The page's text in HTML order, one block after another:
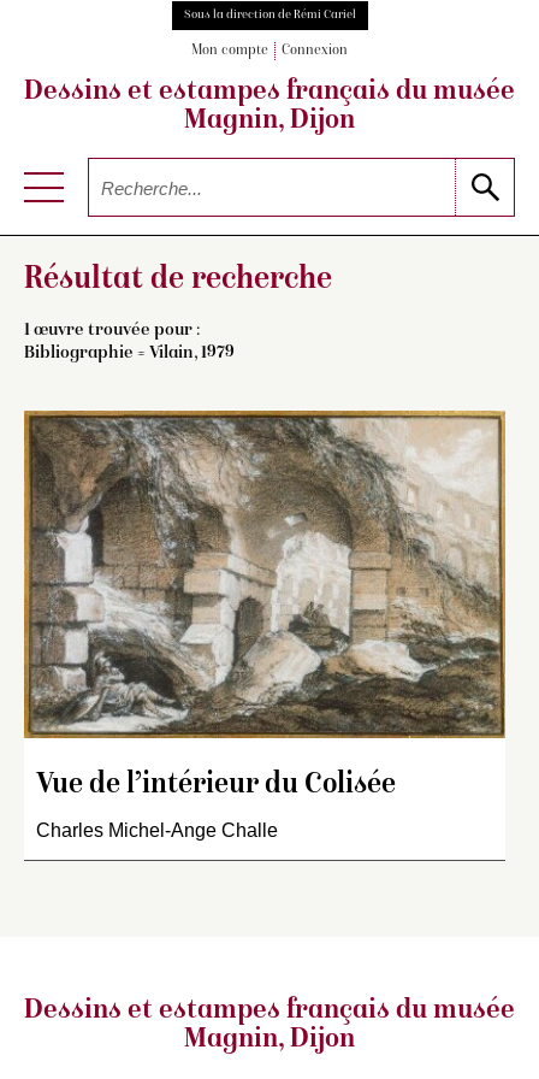
Sous la direction de Rémi Cariel
Mon compte Connexion
Dessins et estampes français du musée
Magnin, Dijon
Résultat de recherche
1 œuvre trouvée pour :
Bibliographie = Vilain, 1979
Vue de l’intérieur du Colisée
Charles Michel-Ange Challe
Dessins et estampes français du musée
Magnin, Dijon